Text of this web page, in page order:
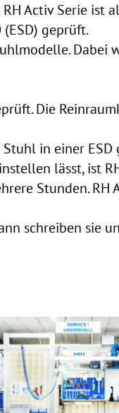
Activ Serie ist
geprüft.
Die
in einer
lässt, ist
Stunden.
schreiben sie